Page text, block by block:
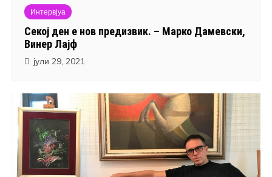
Интервјуа
Секој ден е нов предизвик. – Марко Дамевски,
Винер Лајф
јули 29, 2021